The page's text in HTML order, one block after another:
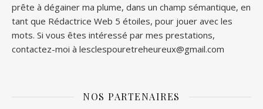
prête à dégainer ma plume, dans un champ sémantique, en
tant que Rédactrice Web 5 étoiles, pour jouer avec les
mots. Si vous êtes intéressé par mes prestations,
contactez-moi à lesclespouretreheureux@gmail.com
NOS PARTENAIRES